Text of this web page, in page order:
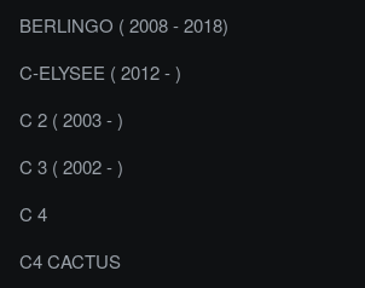
BERLINGO ( 2008 - 2018)
C-ELYSEE ( 2012 - )
C 2 ( 2003 - )
C 3 ( 2002 - )
C 4
C4 CACTUS